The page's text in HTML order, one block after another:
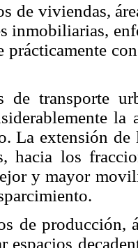
de viviendas,
inmobiliarias,
transporte
la
La extensión
hacia los
y mayor
de producción,
espacios